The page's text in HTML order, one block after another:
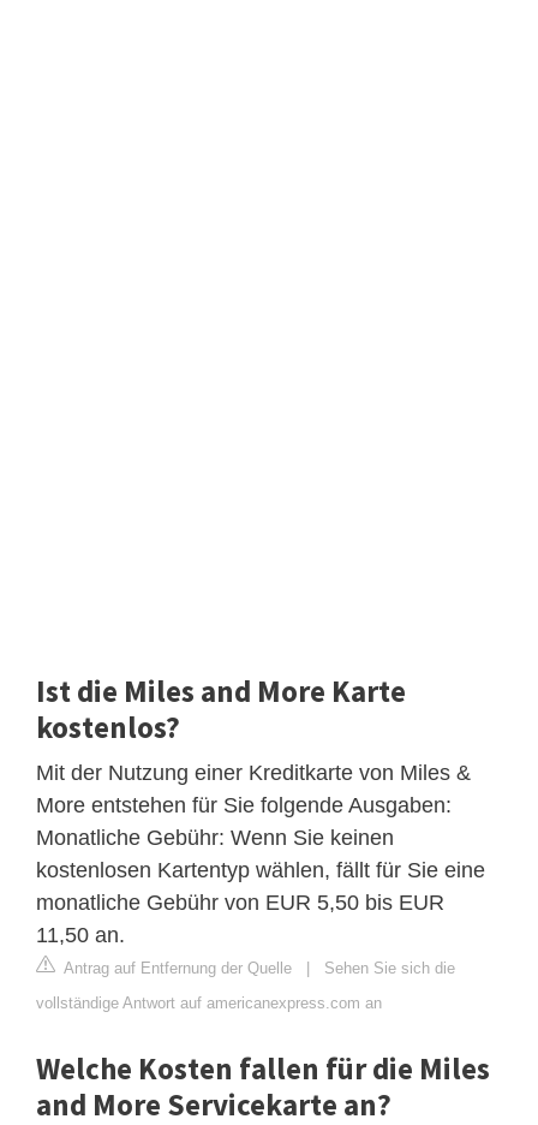
Ist die Miles and More Karte
kostenlos?
Mit der Nutzung einer Kreditkarte von Miles &
More entstehen für Sie folgende Ausgaben:
Monatliche Gebühr: Wenn Sie keinen
kostenlosen Kartentyp wählen, fällt für Sie eine
monatliche Gebühr von EUR 5,50 bis EUR
11,50 an.
Antrag auf Entfernung der Quelle | Sehen Sie sich die
vollständige Antwort auf americanexpress.com an
Welche Kosten fallen für die Miles
and More Servicekarte an?